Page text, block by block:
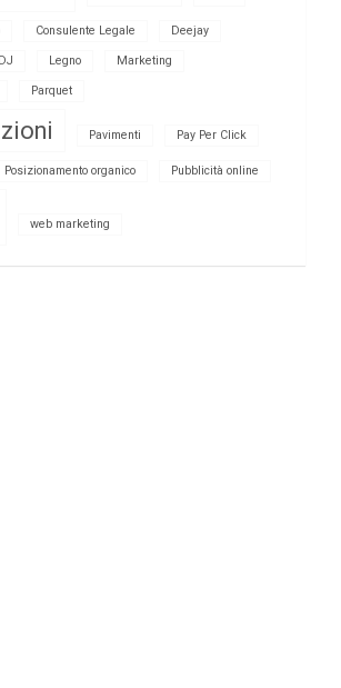
Consulente Legale Deejay
DJ Legno Marketing
Parquet
Pavimenti Pay Per Click
Posizionamento organico Pubblicità online
web marketing